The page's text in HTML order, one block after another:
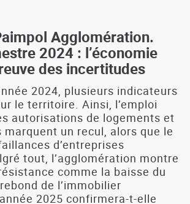
Brest.
dans
national
Agglomération.
2024 : l’économie
des incertitudes
2024, plusieurs indicateurs
le territoire. Ainsi, l’emploi
autorisations de logements et
marquent un recul, alors que le
d’entreprises
tout, l’agglomération montre
comme la baisse du
de l’immobilier
2025 confirmera-t-elle